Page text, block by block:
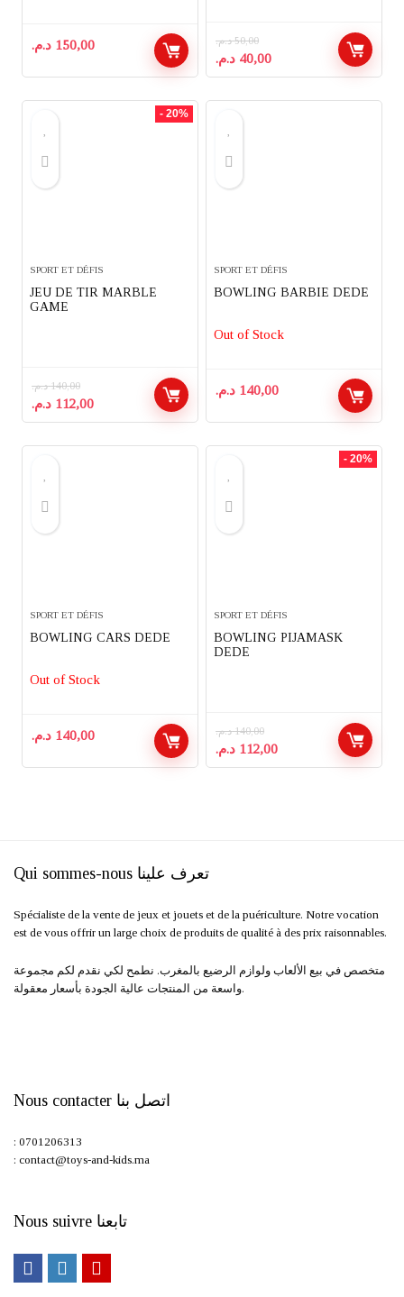
150,00 د.م. 50,00 د.م.
Le
prix
40,00 د.م.
Le
prix
- 20%
SPORT ET DÉFIS
JEU DE TIR MARBLE
GAME
140,00 د.م.
Le
prix
112,00 د.م.
Le
prix
SPORT ET DÉFIS
BOWLING BARBIE DEDE
Out of Stock
140,00 د.م.
SPORT ET DÉFIS
BOWLING CARS DEDE
Out of Stock
140,00 د.م.
- 20%
SPORT ET DÉFIS
BOWLING PIJAMASK
DEDE
140,00 د.م.
Le
prix
112,00 د.م.
Le
prix
Qui sommes-nous تعرف علينا
Spécialiste de la vente de jeux et jouets et de la puériculture. Notre vocation
est de vous offrir un large choix de produits de qualité à des prix raisonnables.
متخصص في بيع الألعاب ولوازم الرضيع بالمغرب. نطمح لكي نقدم لكم مجموعة
واسعة من المنتجات عالية الجودة بأسعار معقولة.
Nous contacter اتصل بنا
: 0701206313
: contact@toys-and-kids.ma
Nous suivre تابعنا